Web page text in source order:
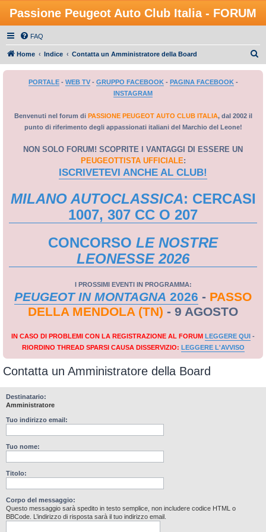
Passione Peugeot Auto Club Italia - FORUM
FAQ
Home Indice Contatta un Amministratore della Board
PORTALE- WEB TV- GRUPPO FACEBOOK- PAGINA FACEBOOK-
INSTAGRAM
Benvenuti nel forum di PASSIONE PEUGEOT AUTO CLUB ITALIA, dal 2002 il
punto di riferimento degli appassionati italiani del Marchio del Leone!
NON SOLO FORUM! SCOPRITE I VANTAGGI DI ESSERE UN
PEUGEOTTISTA UFFICIALE:
ISCRIVETEVI ANCHE AL CLUB!
MILANO AUTOCLASSICA: CERCASI
1007, 307 CC O 207
CONCORSO LE NOSTRE
LEONESSE 2026
I PROSSIMI EVENTI IN PROGRAMMA:
PEUGEOT IN MONTAGNA 2026 - PASSO
DELLA MENDOLA (TN) - 9 AGOSTO
IN CASO DI PROBLEMI CON LA REGISTRAZIONE AL FORUM LEGGERE QUI -
RIORDINO THREAD SPARSI CAUSA DISSERVIZIO: LEGGERE L'AVVISO
Contatta un Amministratore della Board
Destinatario:
Amministratore
Tuo indirizzo email:
Tuo nome:
Titolo:
Corpo del messaggio:
Questo messaggio sarà spedito in testo semplice, non includere codice HTML o
BBCode. L’indirizzo di risposta sarà il tuo indirizzo email.